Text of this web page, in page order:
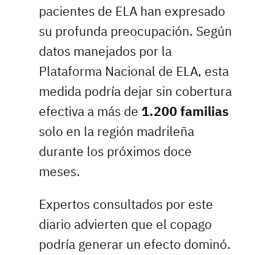
pacientes de ELA han expresado
su profunda preocupación. Según
datos manejados por la
Plataforma Nacional de ELA, esta
medida podría dejar sin cobertura
efectiva a más de 1.200 familias
solo en la región madrileña
durante los próximos doce
meses.
Expertos consultados por este
diario advierten que el copago
podría generar un efecto dominó.